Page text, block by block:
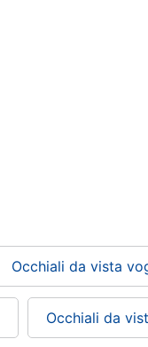
Occhiali da vista
Occhiali da